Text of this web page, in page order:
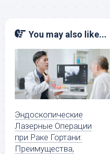
You may also like...
Эндоскопические
Лазерные Операции
при Раке Гортани:
Преимущества,